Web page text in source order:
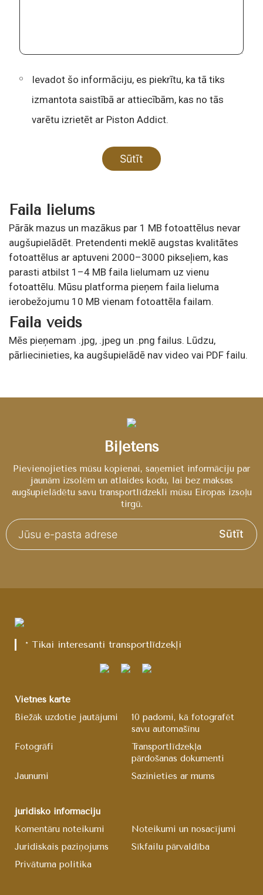
Ievadot šo informāciju, es piekrītu, ka tā tiks
izmantota saistībā ar attiecībām, kas no tās
varētu izrietēt ar Piston Addict.
Faila lielums
Pārāk mazus un mazākus par 1 MB fotoattēlus nevar
augšupielādēt. Pretendenti meklē augstas kvalitātes
fotoattēlus ar aptuveni 2000–3000 pikseļiem, kas
parasti atbilst 1–4 MB faila lielumam uz vienu
fotoattēlu. Mūsu platforma pieņem faila lieluma
ierobežojumu 10 MB vienam fotoattēla failam.
Faila veids
Mēs pieņemam .jpg, .jpeg un .png failus. Lūdzu,
pārliecinieties, ka augšupielādē nav video vai PDF failu.
Biļetens
Pievienojieties mūsu kopienai, saņemiet informāciju par
jaunām izsolēm un atlaides kodu, lai bez maksas
augšupielādētu savu transportlīdzekli mūsu Eiropas izsoļu
tirgū.
Sūtīt
* Tikai interesanti transportlīdzekļi
Vietnes karte
Biežāk uzdotie jautājumi
10 padomi, kā fotografēt
savu automašīnu
Fotogrāfi
Transportlīdzekļa
pārdošanas dokumenti
Jaunumi
Sazinieties ar mums
juridisko informāciju
Komentāru noteikumi
Noteikumi un nosacījumi
Juridiskais paziņojums
Sīkfailu pārvaldība
Privātuma politika